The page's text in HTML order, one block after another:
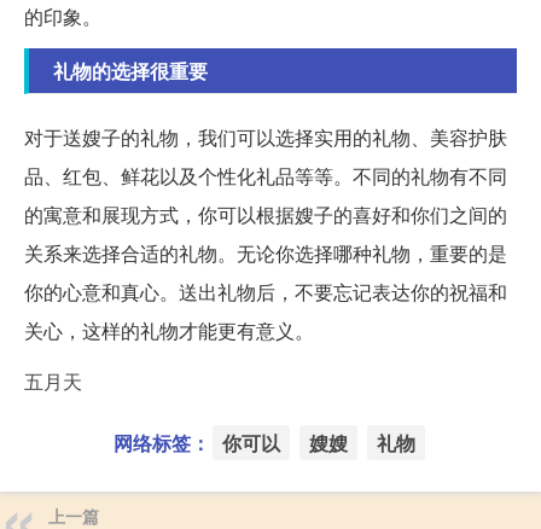
的印象。
礼物的选择很重要
对于送嫂子的礼物，我们可以选择实用的礼物、美容护肤
品、红包、鲜花以及个性化礼品等等。不同的礼物有不同
的寓意和展现方式，你可以根据嫂子的喜好和你们之间的
关系来选择合适的礼物。无论你选择哪种礼物，重要的是
你的心意和真心。送出礼物后，不要忘记表达你的祝福和
关心，这样的礼物才能更有意义。
五月天
网络标签： 你可以 嫂嫂 礼物
上一篇